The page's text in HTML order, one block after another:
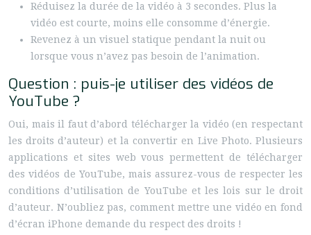
Réduisez la durée de la vidéo à 3 secondes. Plus la
vidéo est courte, moins elle consomme d’énergie.
Revenez à un visuel statique pendant la nuit ou
lorsque vous n’avez pas besoin de l’animation.
Question : puis-je utiliser des vidéos de
YouTube ?
Oui, mais il faut d’abord télécharger la vidéo (en respectant
les droits d’auteur) et la convertir en Live Photo. Plusieurs
applications et sites web vous permettent de télécharger
des vidéos de YouTube, mais assurez-vous de respecter les
conditions d’utilisation de YouTube et les lois sur le droit
d’auteur. N’oubliez pas, comment mettre une vidéo en fond
d’écran iPhone demande du respect des droits !